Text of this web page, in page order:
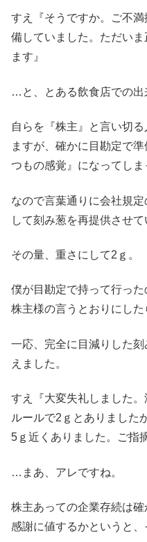
すえ『そうですか。ご不
備していました。ただい
ます』
…と、とある飲食店での出
自らを『株主』と言い切
ますが、確かに目勘定で
つもの感覚』になってしま
なので言葉通りに会社規
して刻み葱を再提供させて
その量、重さにして2ｇ。
僕が目勘定で持って行った
株主様の言うとおりにした
一応、完全に目減りした
えました。
すえ『大変失礼しました
ルールで2ｇとありました
5ｇ近くありました。ご指
…まあ、アレですね。
株主あっての企業存続は
感謝に値するかというと、